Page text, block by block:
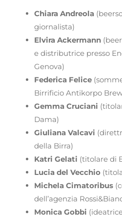
Chiara Andreola
giornalista)
Elvira Ackermann
e distributrice presso
Genova)
Federica Felice
Birrificio Antikorpo
Gemma Cruciani
Dama)
Giuliana Valcavi
della Birra)
Katri Gelati (titolare di
Lucia del Vecchio
Michela Cimatoribus
dell’agenzia
Monica Gobbi